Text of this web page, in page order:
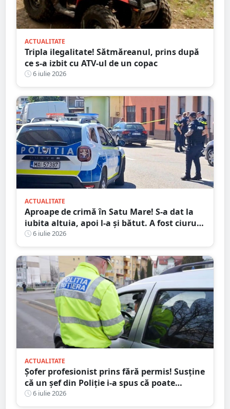
ACTUALITATE
Tripla ilegalitate! Sătmăreanul, prins după
ce s-a izbit cu ATV-ul de un copac
6 iulie 2026
ACTUALITATE
Aproape de crimă în Satu Mare! S-a dat la
iubita altuia, apoi l-a și bătut. A fost ciuruit
cu cuțitul
6 iulie 2026
ACTUALITATE
Șofer profesionist prins fără permis! Susține
că un șef din Poliție i-a spus că poate
conduce
6 iulie 2026